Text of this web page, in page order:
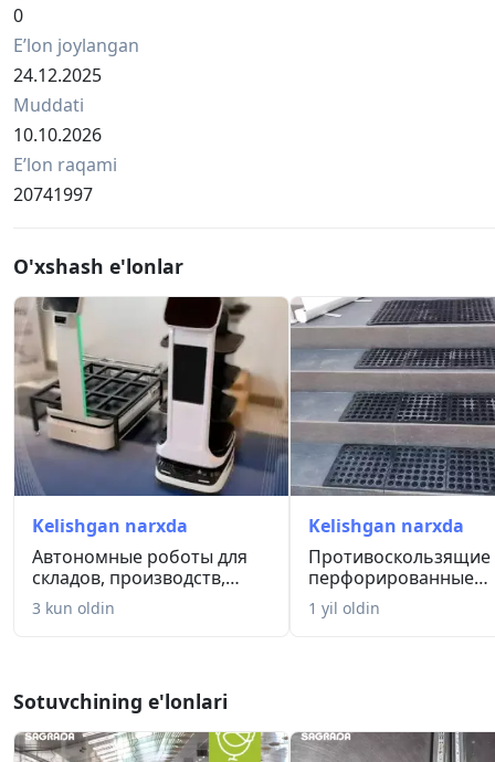
0
Eʼlon joylangan
24.12.2025
Muddati
10.10.2026
Eʼlon raqami
20741997
O'xshash e'lonlar
Kelishgan narxda
Автономные роботы для
складов, производств,
рестор...
3 kun oldin
Kelishgan narxda
Противоскользящие
перфорированные
резиновые коврик...
1 yil oldin
Sotuvchining e'lonlari